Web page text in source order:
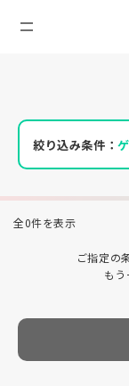
絞り込み条件：
全0件を表示
ご指定の
も